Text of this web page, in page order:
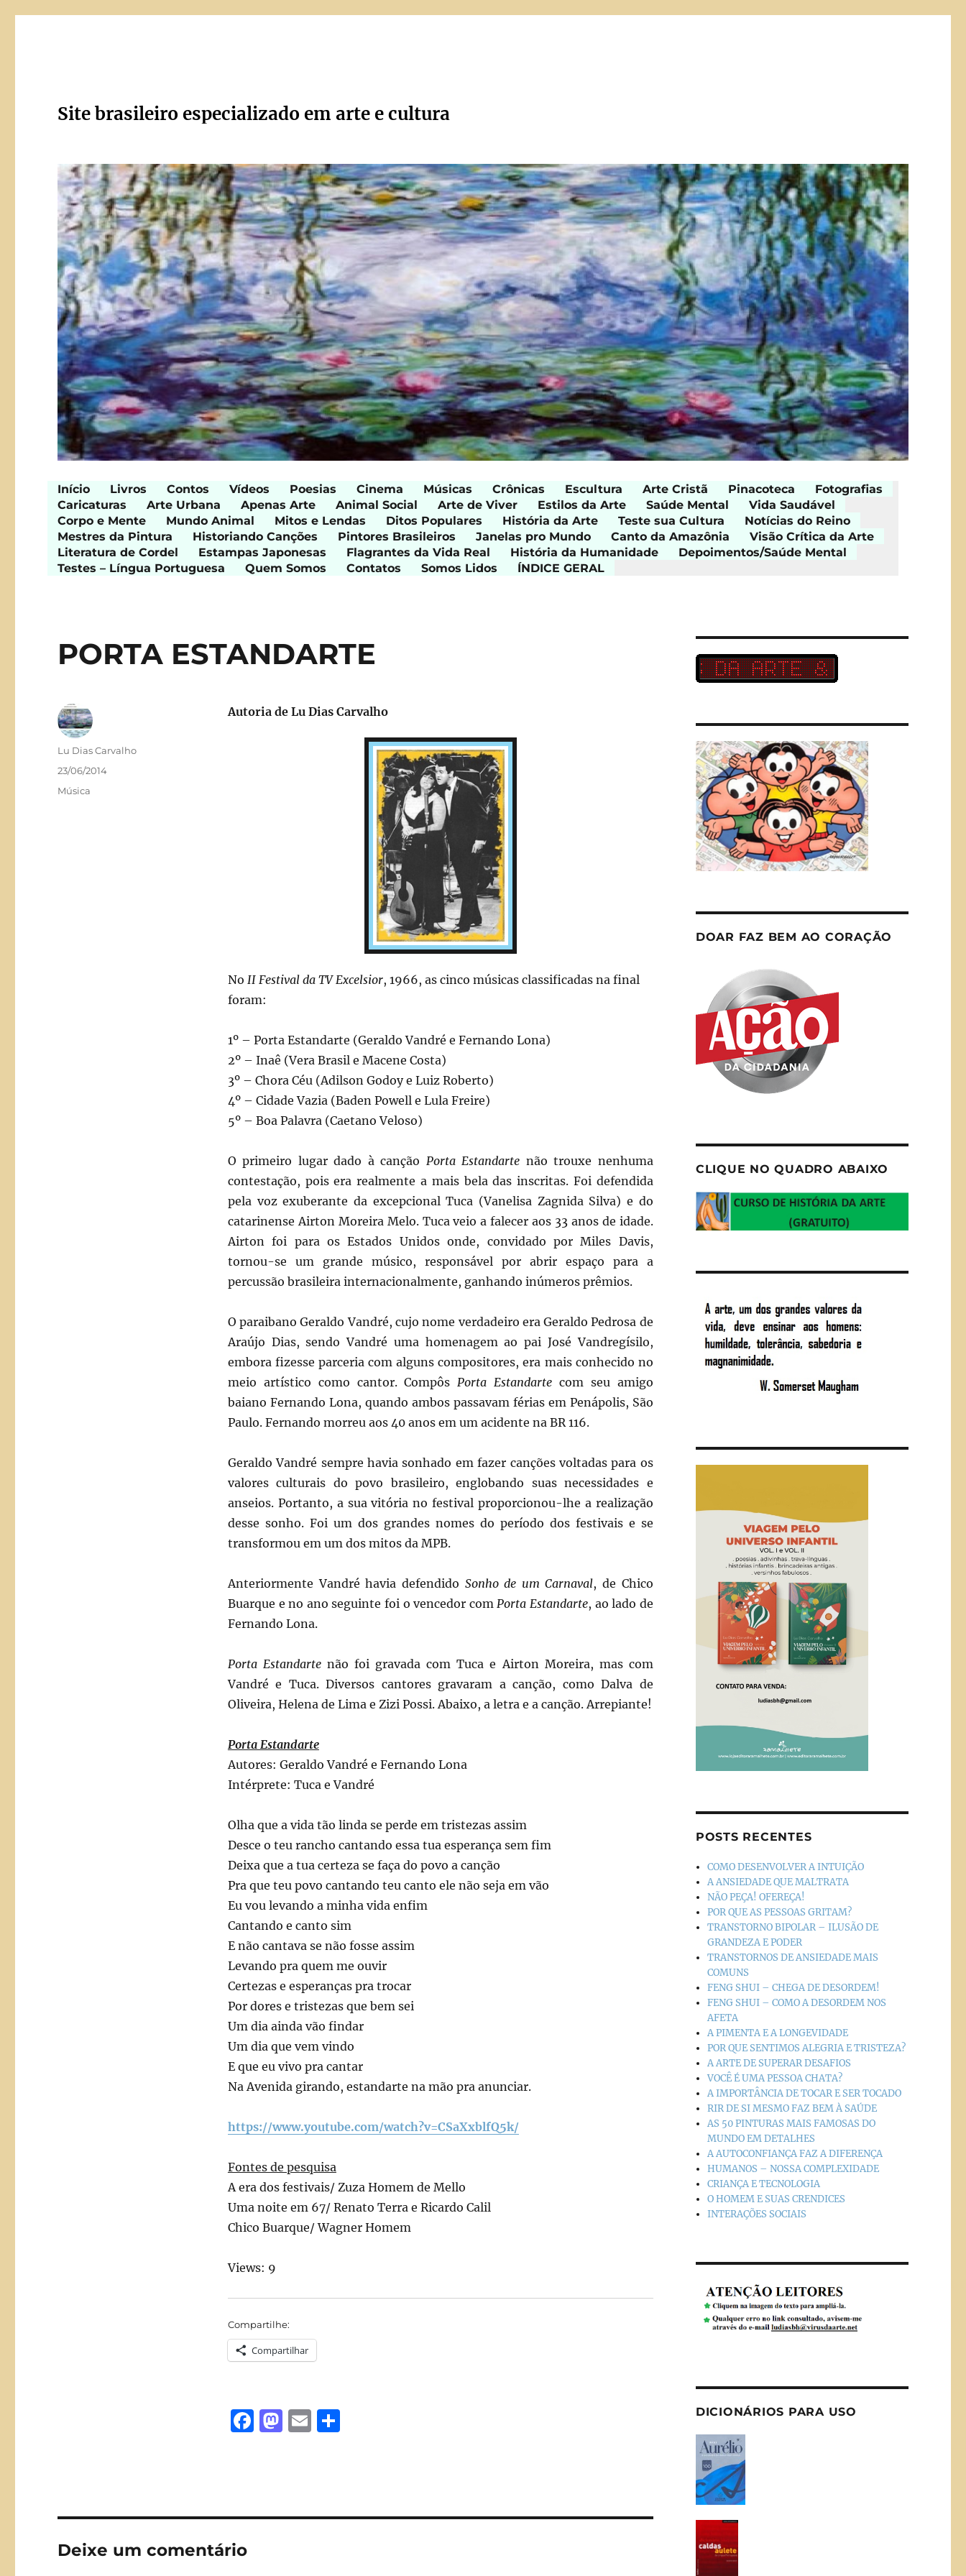
Site brasileiro especializado em arte e cultura
Início Livros Contos Vídeos Poesias Cinema Músicas Crônicas Escultura Arte Cristã Pinacoteca
Fotografias
Caricaturas
Arte Urbana Apenas Arte Animal Social Arte de Viver Estilos da Arte Saúde Mental
Vida Saudável
Corpo e Mente
Mundo Animal Mitos e Lendas Ditos Populares História da Arte Teste sua Cultura
Notícias do Reino
Mestres da Pintura
Historiando Canções Pintores Brasileiros Janelas pro Mundo Canto da Amazônia
Visão Crítica da Arte
Literatura de Cordel
Estampas Japonesas Flagrantes da Vida Real História da Humanidade
Depoimentos/Saúde Mental
Testes – Língua Portuguesa
Quem Somos Contatos Somos Lidos ÍNDICE GERAL
PORTA ESTANDARTE
Autoria de Lu Dias Carvalho
No II Festival da TV Excelsior, 1966, as cinco músicas classificadas na final
foram:
1º – Porta Estandarte (Geraldo Vandré e Fernando Lona)
2º – Inaê (Vera Brasil e Macene Costa)
3º – Chora Céu (Adilson Godoy e Luiz Roberto)
4º – Cidade Vazia (Baden Powell e Lula Freire)
5º – Boa Palavra (Caetano Veloso)
O primeiro lugar dado à canção Porta Estandarte não trouxe nenhuma
contestação, pois era realmente a mais bela das inscritas. Foi defendida
pela voz exuberante da excepcional Tuca (Vanelisa Zagnida Silva) e do
catarinense Airton Moreira Melo. Tuca veio a falecer aos 33 anos de idade.
Airton foi para os Estados Unidos onde, convidado por Miles Davis,
tornou-se um grande músico, responsável por abrir espaço para a
percussão brasileira internacionalmente, ganhando inúmeros prêmios.
O paraibano Geraldo Vandré, cujo nome verdadeiro era Geraldo Pedrosa de
Araújo Dias, sendo Vandré uma homenagem ao pai José Vandregísilo,
embora fizesse parceria com alguns compositores, era mais conhecido no
meio artístico como cantor. CompôsPorta Estandarte com seu amigo
baiano Fernando Lona, quando ambos passavam férias em Penápolis, São
Paulo. Fernando morreu aos 40 anos em um acidente na BR 116.
Geraldo Vandré sempre havia sonhado em fazer canções voltadas para os
valores culturais do povo brasileiro, englobando suas necessidades e
anseios. Portanto, a sua vitória no festival proporcionou-lhe a realização
desse sonho. Foi um dos grandes nomes do período dos festivais e se
transformou em um dos mitos da MPB.
Anteriormente Vandré havia defendido Sonho de um Carnaval, de Chico
Buarque e no ano seguinte foi o vencedor comPorta Estandarte, ao lado de
Fernando Lona.
Porta Estandartenão foi gravada com Tuca e Airton Moreira, mas com
Vandré e Tuca. Diversos cantores gravaram a canção, como Dalva de
Oliveira, Helena de Lima e Zizi Possi. Abaixo, a letra e a canção. Arrepiante!
Porta Estandarte
Autores: Geraldo Vandré e Fernando Lona
Intérprete: Tuca e Vandré
Olha que a vida tão linda se perde em tristezas assim
Desce o teu rancho cantando essa tua esperança sem fim
Deixa que a tua certeza se faça do povo a canção
Pra que teu povo cantando teu canto ele não seja em vão
Eu vou levando a minha vida enfim
Cantando e canto sim
E não cantava se não fosse assim
Levando pra quem me ouvir
Certezas e esperanças pra trocar
Por dores e tristezas que bem sei
Um dia ainda vão findar
Um dia que vem vindo
E que eu vivo pra cantar
Na Avenida girando, estandarte na mão pra anunciar.
https://www.youtube.com/watch?v=CSaXxblfQ5k/
Fontes de pesquisa
A era dos festivais/ Zuza Homem de Mello
Uma noite em 67/ Renato Terra e Ricardo Calil
Chico Buarque/ Wagner Homem
Views: 9
Compartilhe:
Compartilhar
F
b
M
d
E S
Autor
Lu Dias Carvalho
Publicado
em
23/06/2014
Categorias
Música
Deixe um comentário
DOAR FAZ BEM AO CORAÇÃO
CLIQUE NO QUADRO ABAIXO
POSTS RECENTES
COMO DESENVOLVER A INTUIÇÃO
A ANSIEDADE QUE MALTRATA
NÃO PEÇA! OFEREÇA!
POR QUE AS PESSOAS GRITAM?
TRANSTORNO BIPOLAR – ILUSÃO DE
GRANDEZA E PODER
TRANSTORNOS DE ANSIEDADE MAIS
COMUNS
FENG SHUI – CHEGA DE DESORDEM!
FENG SHUI – COMO A DESORDEM NOS
AFETA
A PIMENTA E A LONGEVIDADE
POR QUE SENTIMOS ALEGRIA E TRISTEZA?
A ARTE DE SUPERAR DESAFIOS
VOCÊ É UMA PESSOA CHATA?
A IMPORTÂNCIA DE TOCAR E SER TOCADO
RIR DE SI MESMO FAZ BEM À SAÚDE
AS 50 PINTURAS MAIS FAMOSAS DO
MUNDO EM DETALHES
A AUTOCONFIANÇA FAZ A DIFERENÇA
HUMANOS – NOSSA COMPLEXIDADE
CRIANÇA E TECNOLOGIA
O HOMEM E SUAS CRENDICES
INTERAÇÕES SOCIAIS
DICIONÁRIOS PARA USO